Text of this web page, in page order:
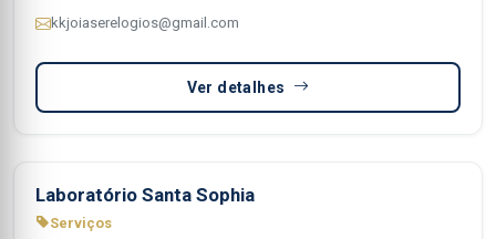
kkjoiaserelogios@gmail.com
Ver detalhes
Laboratório Santa Sophia
Serviços